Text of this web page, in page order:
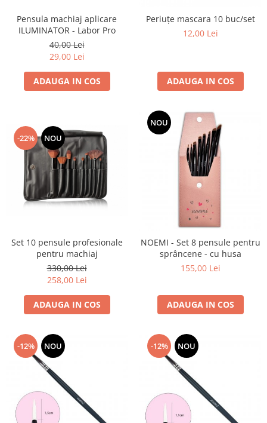
Trepiede cap manechin
Foarfece de tuns
Foarfece de filat
Pensula machiaj aplicare
ILUMINATOR - Labor Pro
40,00 Lei
29,00 Lei
ADAUGA IN COS
Periuțe mascara 10 buc/set
12,00 Lei
ADAUGA IN COS
-22% NOU
Set 10 pensule profesionale
pentru machiaj
330,00 Lei
258,00 Lei
ADAUGA IN COS
NOU
NOEMI - Set 8 pensule pentru
sprâncene - cu husa
155,00 Lei
ADAUGA IN COS
-12% NOU -12% NOU